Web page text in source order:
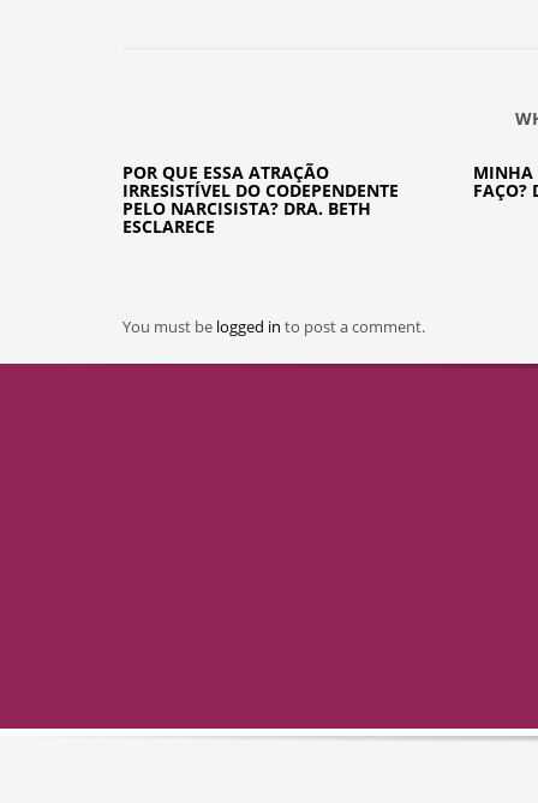
POR QUE ESSA ATRAÇÃO
IRRESISTÍVEL DO CODEPENDENTE
PELO NARCISISTA? DRA. BETH
ESCLARECE
MINHA
FAÇO?
You must be logged in to post a comment.